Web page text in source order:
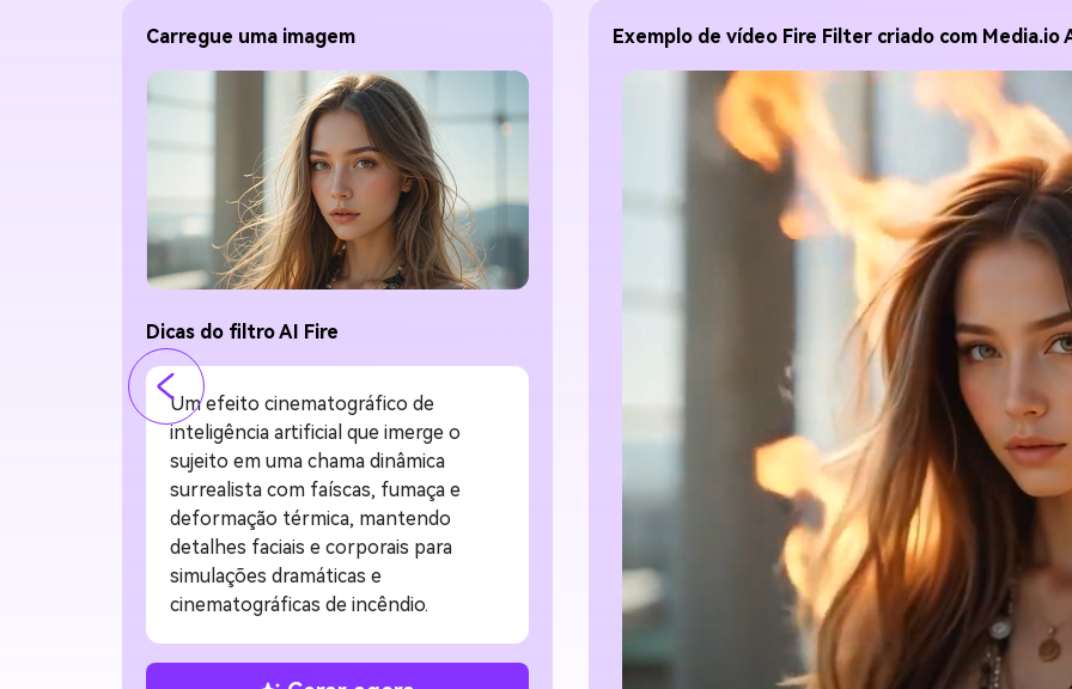
Carregue uma imagem
Dicas do filtro AI Fire
Um efeito cinematográfico de
inteligência artificial que imerge o
sujeito em uma chama dinâmica
surrealista com faíscas, fumaça e
deformação térmica, mantendo
detalhes faciais e corporais para
simulações dramáticas e
Exemplo de vídeo Fire Filter criado com Media.io